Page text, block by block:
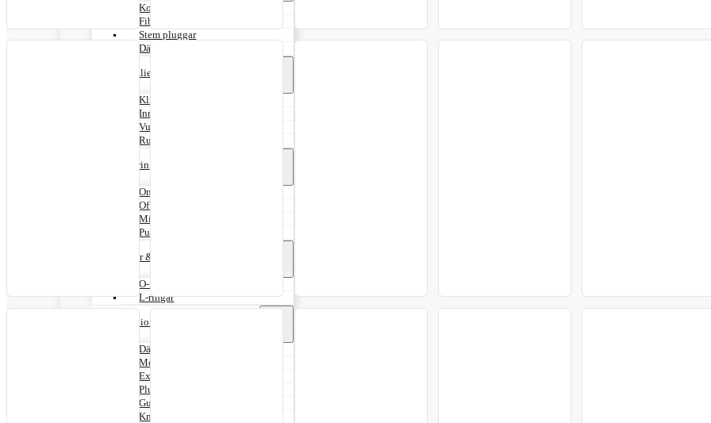
Kombipluggar
Fiberpluggar
Stem pluggar
Däckreparationssatser
Kemikalier
Klinchtätningsmedel
Innerliner sealer
Vulkcement
Ruggvätska
Punkteringsvätska
Onroad
Offroad
Mineseal
Pumpar & tillbehör
O-ringar & L-Ringar
O-ringar
L-ringar
Reparationsverktyg
Däckspridare
Mönsterskärare
Extruderpistol
Pluggverktyg
Gummibehandling
Knivar